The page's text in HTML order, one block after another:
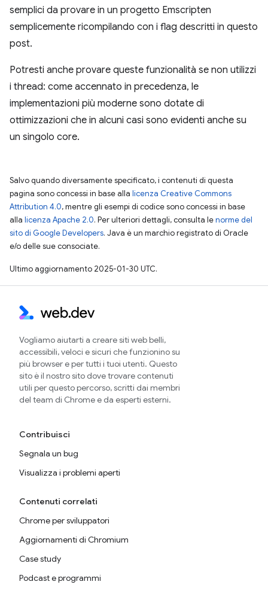
semplici da provare in un progetto Emscripten
semplicemente ricompilando con i flag descritti in questo
post.
Potresti anche provare queste funzionalità se non utilizzi
i thread: come accennato in precedenza, le
implementazioni più moderne sono dotate di
ottimizzazioni che in alcuni casi sono evidenti anche su
un singolo core.
Salvo quando diversamente specificato, i contenuti di questa
pagina sono concessi in base alla licenza Creative Commons
Attribution 4.0, mentre gli esempi di codice sono concessi in base
alla licenza Apache 2.0. Per ulteriori dettagli, consulta lenorme del
sito di Google Developers. Java è un marchio registrato di Oracle
e/o delle sue consociate.
Ultimo aggiornamento 2025-01-30 UTC.
Vogliamo aiutarti a creare siti web belli,
accessibili, veloci e sicuri che funzionino su
più browser e per tutti i tuoi utenti. Questo
sito è il nostro sito dove trovare contenuti
utili per questo percorso, scritti dai membri
del team di Chrome e da esperti esterni.
Contribuisci
Segnala un bug
Visualizza i problemi aperti
Contenuti correlati
Chrome per sviluppatori
Aggiornamenti di Chromium
Case study
Podcast e programmi